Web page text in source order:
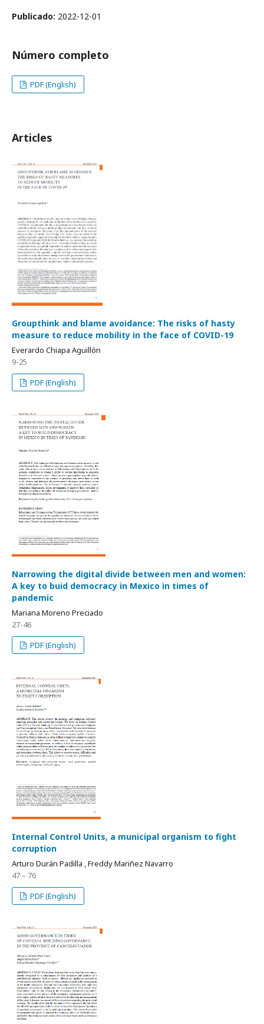
Publicado: 2022-12-01
Número completo
PDF (English)
Articles
Groupthink and blame avoidance: The risks of hasty
measure to reduce mobility in the face of COVID-19
Everardo Chiapa Aguillón
9-25
PDF (English)
Narrowing the digital divide between men and women:
A key to buid democracy in Mexico in times of
pandemic
Mariana Moreno Preciado
27-46
PDF (English)
Internal Control Units, a municipal organism to fight
corruption
Arturo Durán Padilla , Freddy Mariñez Navarro
47 – 76
PDF (English)